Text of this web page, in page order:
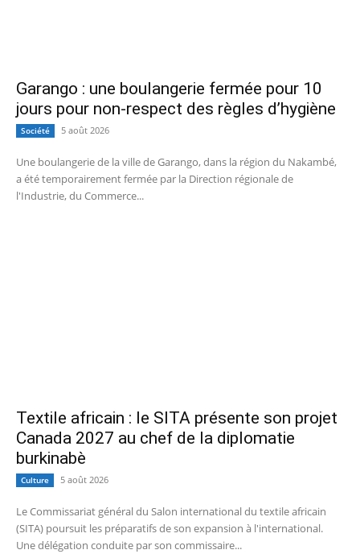
Garango : une boulangerie fermée pour 10
jours pour non-respect des règles d’hygiène
Société 5 août 2026
Une boulangerie de la ville de Garango, dans la région du Nakambé,
a été temporairement fermée par la Direction régionale de
l'Industrie, du Commerce...
Textile africain : le SITA présente son projet
Canada 2027 au chef de la diplomatie
burkinabè
Culture 5 août 2026
Le Commissariat général du Salon international du textile africain
(SITA) poursuit les préparatifs de son expansion à l'international.
Une délégation conduite par son commissaire...